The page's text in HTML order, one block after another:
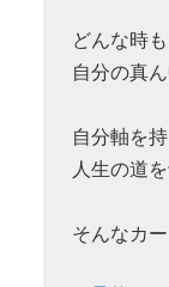
どんな時も
自分の真
自分軸を
人生の道
そんなカ